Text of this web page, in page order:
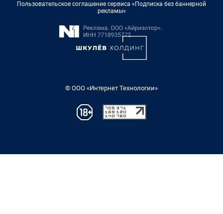
Пользовательское соглашение сервиса «Подписка без баннерной
рекламы»
© ООО «Интернет Технологии»